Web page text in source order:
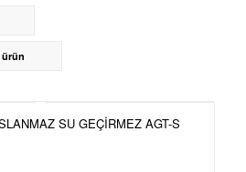
ürün
SU GEÇİRMEZ AGT-S